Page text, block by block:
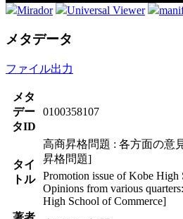
Mirador Universal Viewer
メタデータ
ファイル出力
メタ
デー
タID
0100358107
タイ
トル
高商昇格問題 : 各方面の意
昇格問題]
Promotion issue of Kobe High
Opinions from various
High School of Commerce]